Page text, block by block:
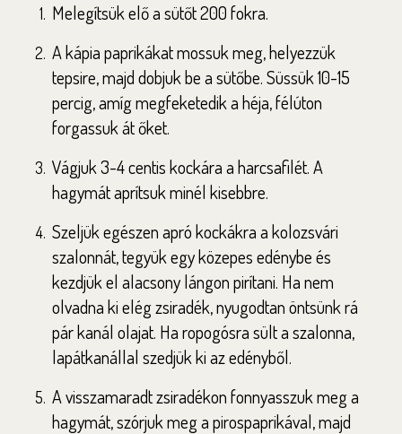
Melegítsük elő a sütőt 200 fokra.
A kápia paprikákat mossuk meg, helyezzük
tepsire, majd dobjuk be a sütőbe. Süssük 10-15
percig, amíg megfeketedik a héja, félúton
forgassuk át őket.
Vágjuk 3-4 centis kockára a harcsafilét. A
hagymát aprítsuk minél kisebbre.
Szeljük egészen apró kockákra a kolozsvári
szalonnát, tegyük egy közepes edénybe és
kezdjük el alacsony lángon pirítani. Ha nem
olvadna ki elég zsiradék, nyugodtan öntsünk rá
pár kanál olajat. Ha ropogósra sült a szalonna,
lapátkanállal szedjük ki az edényből.
A visszamaradt zsiradékon fonnyasszuk meg a
hagymát, szórjuk meg a pirospaprikával, majd